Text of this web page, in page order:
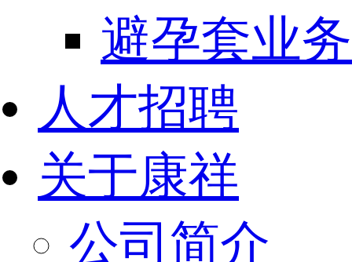
避孕套业务
人才招聘
关于康祥
公司简介